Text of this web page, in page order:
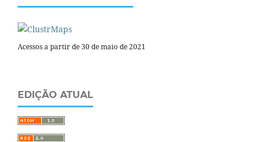
Acessos a partir de 30 de maio de 2021
EDIÇÃO ATUAL